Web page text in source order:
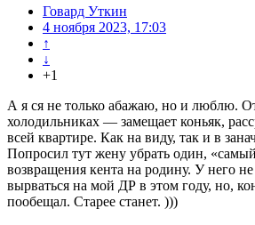
Говард Уткин
4 ноября 2023, 17:03
↑
↓
+1
А я ся не только абажаю, но и люблю.
холодильниках — замещает коньяк,
всей квартире. Как на виду, так и в
Попросил тут жену убрать один,
возвращения кента на родину. У него
вырваться на мой ДР в этом году, но,
пообещал. Старее станет. )))